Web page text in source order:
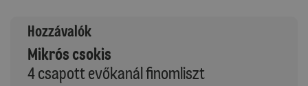
Hozzávalók
Mikrós csokis
4 csapott evőkanál finomliszt